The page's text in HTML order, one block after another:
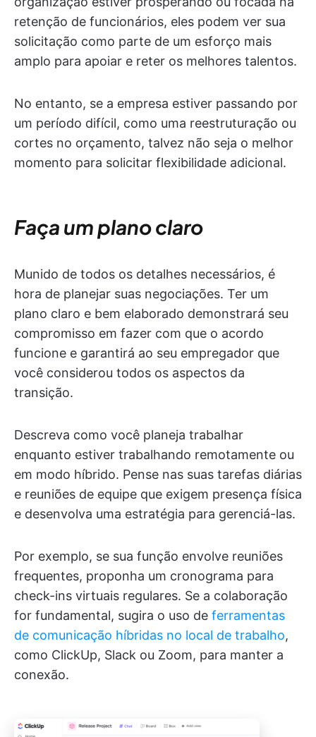
retenção de funcionários, eles podem ver sua
solicitação como parte de um esforço mais
amplo para apoiar e reter os melhores talentos.
No entanto, se a empresa estiver passando por
um período difícil, como uma reestruturação ou
cortes no orçamento, talvez não seja o melhor
momento para solicitar flexibilidade adicional.
Faça um plano claro
Munido de todos os detalhes necessários, é
hora de planejar suas negociações. Ter um
plano claro e bem elaborado demonstrará seu
compromisso em fazer com que o acordo
funcione e garantirá ao seu empregador que
você considerou todos os aspectos da
transição.
Descreva como você planeja trabalhar
enquanto estiver trabalhando remotamente ou
em modo híbrido. Pense nas suas tarefas diárias
e reuniões de equipe que exigem presença física
e desenvolva uma estratégia para gerenciá-las.
Por exemplo, se sua função envolve reuniões
frequentes, proponha um cronograma para
check-ins virtuais regulares. Se a colaboração
for fundamental, sugira o uso de ferramentas
de comunicação híbridas no local de trabalho,
como ClickUp, Slack ou Zoom, para manter a
conexão.